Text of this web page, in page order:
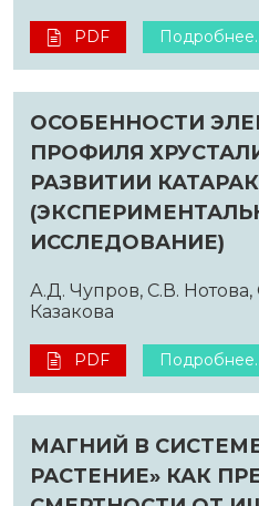
PDF
ОСОБЕННОСТИ
ПРОФИЛЯ
РАЗВИТИИ
ИССЛЕДОВАНИЕ)
А.Д. Чупров, С.В.
Казакова
PDF
МАГНИЙ В
РАСТЕНИЕ» КАК